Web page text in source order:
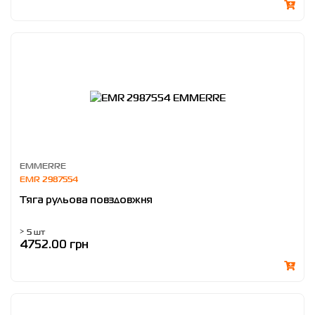
EMMERRE
EMR 2987554
Тяга рульова повздовжня
> 5 шт
4752.00 грн